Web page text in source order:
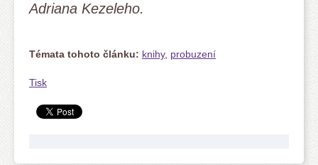
Adriana Kezeleho.
Témata tohoto článku: knihy, probuzení
Tisk